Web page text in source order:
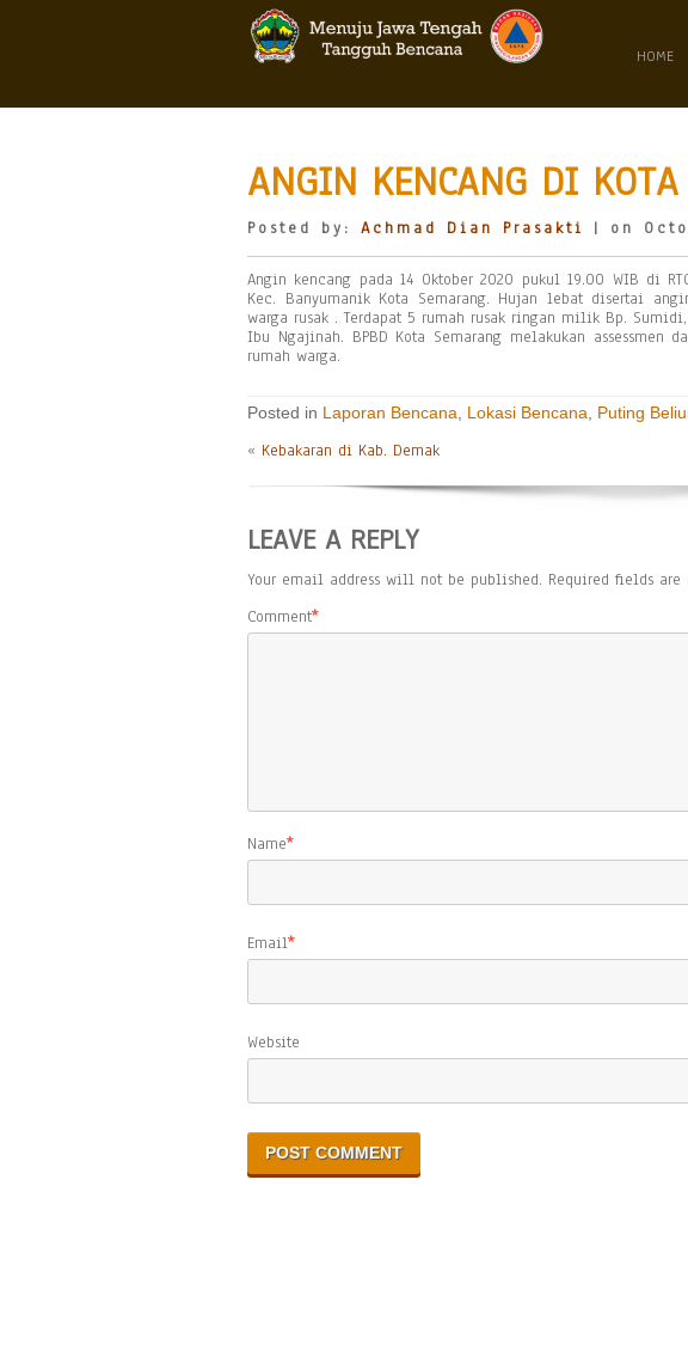
HOME
ANGIN KENCANG DI KOTA
Posted by: Achmad Dian Prasakti | on
Angin kencang pada 14 Oktober 2020 pukul 19.00 WIB di
Kec. Banyumanik Kota Semarang. Hujan lebat disertai
warga rusak . Terdapat 5 rumah rusak ringan milik Bp.
Ibu Ngajinah. BPBD Kota Semarang melakukan assessmen
rumah warga.
Posted in Laporan Bencana Lokasi Bencana Puting
« Kebakaran di Kab. Demak
LEAVE A REPLY
Your email address will not be published. Required fields are
Comment*
Name*
Email*
Website